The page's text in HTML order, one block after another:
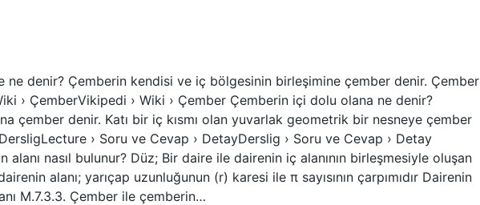
ne denir? Çemberin kendisi ve iç bölgesinin birleşimine çember denir. Çember
› ÇemberVikipedi › Wiki › Çember Çemberin içi dolu olana ne denir?
çember denir. Katı bir iç kısmı olan yuvarlak geometrik bir nesneye çember
› Soru ve Cevap › DetayDerslig › Soru ve Cevap › Detay
alanı nasıl bulunur? Düz; Bir daire ile dairenin iç alanının birleşmesiyle oluşan
alanı; yarıçap uzunluğunun (r) karesi ile π sayısının çarpımıdır Dairenin
M.7.3.3. Çember ile çemberin…